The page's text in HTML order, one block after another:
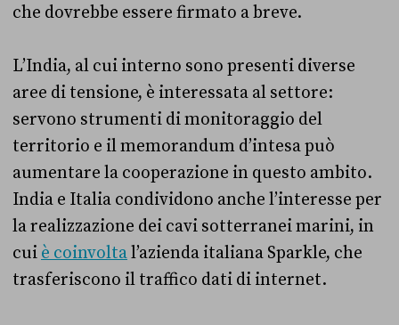
che dovrebbe essere firmato a breve.
L’India, al cui interno sono presenti diverse
aree di tensione, è interessata al settore:
servono strumenti di monitoraggio del
territorio e il memorandum d’intesa può
aumentare la cooperazione in questo ambito.
India e Italia condividono anche l’interesse per
la realizzazione dei cavi sotterranei marini, in
cui è coinvoltal’azienda italiana Sparkle, che
trasferiscono il traffico dati di internet.